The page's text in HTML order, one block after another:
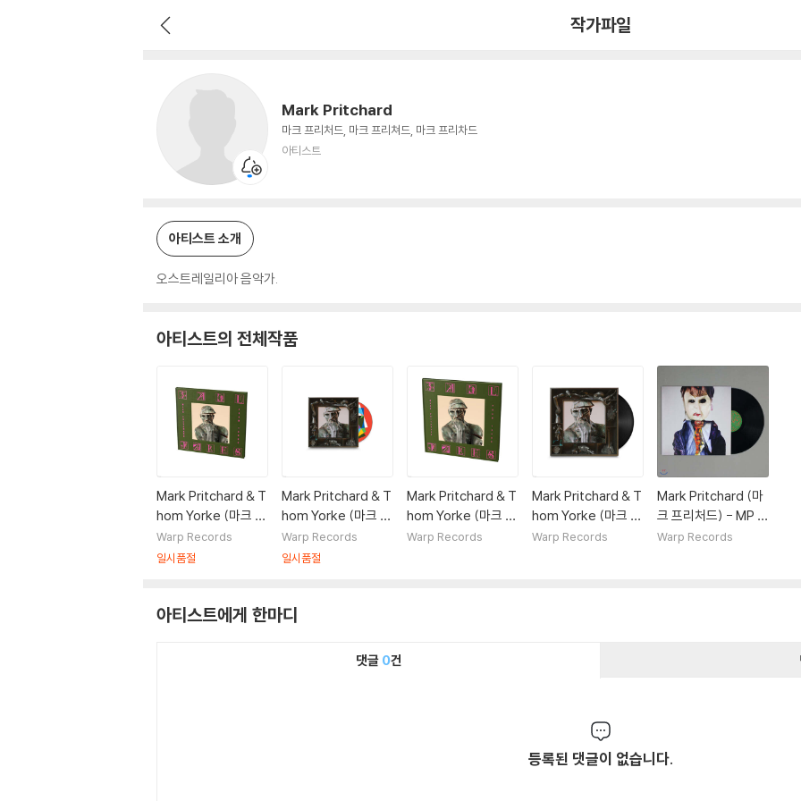
작가파일
Mark Pritchard
마크 프리처드, 마크 프리쳐드, 마크 프리차드
아티스트
아티스트 소개
오스트레일리아 음악가.
아티스트의 전체작품
Mark Pritchard & T
hom Yorke (마크 프
리처드 & 톰 요크) -
Tall Tales
Warp Records
일시품절
Mark Pritchard & T
hom Yorke (마크 프
리처드 & 톰 요크) -
Tall Tales
Warp Records
일시품절
Mark Pritchard & T
hom Yorke (마크 프
리처드 & 톰 요크) -
Warp Records
Mark Pritchard & T
hom Yorke (마크 프
리처드 & 톰 요크) -
Warp Records
Mark Pritchard (마
크 프리처드) - MP P
roductions (EP) [L
Warp Records
아티스트에게 한마디
댓글 0건
등록된 댓글이 없습니다.